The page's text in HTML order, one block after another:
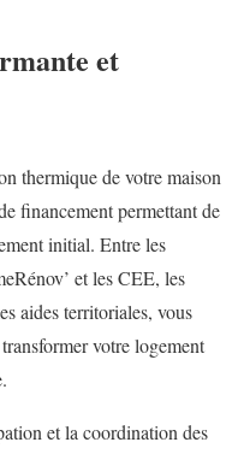
et
thermique de votre maison
financement permettant de
initial. Entre les
et les CEE, les
aides territoriales, vous
votre logement
et la coordination des